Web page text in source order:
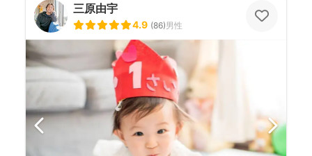
三原由宇
4.9 (86)男性